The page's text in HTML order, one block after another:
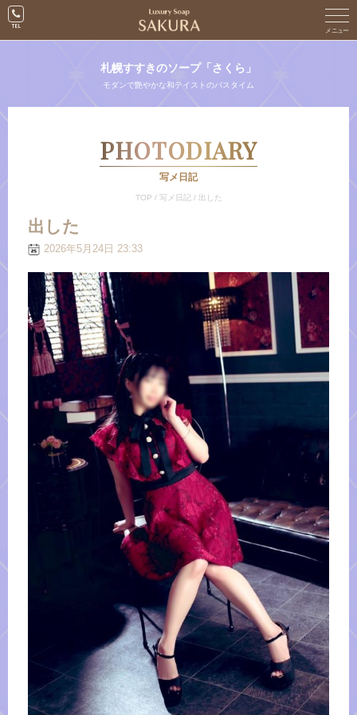
札幌すすきのソープ「さくら」
モダンで艶やかな和テイストのバスタイム
PHOTODIARY
写メ日記
TOP / 写メ日記 / 出した
出した
2026年5月24日 23:33